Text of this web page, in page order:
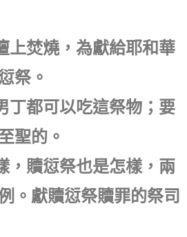
上焚燒，為獻給耶和華
祭。
丁都可以吃這祭物；要
聖的。
，贖愆祭也是怎樣，兩
。獻贖愆祭贖罪的祭司